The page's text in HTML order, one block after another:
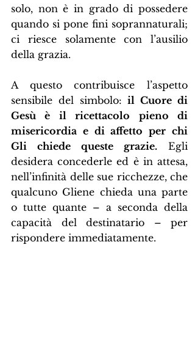
solo, non è in grado di possedere
quando si pone fini soprannaturali;
ci riesce solamente con l’ausilio
della grazia.
A questo contribuisce l’aspetto
sensibile del simbolo: il Cuore di
Gesù è il ricettacolo pieno di
misericordia e di affetto per chi
Gli chiede queste grazie. Egli
desidera concederle ed è in attesa,
nell’infinità delle sue ricchezze, che
qualcuno Gliene chieda una parte
o tutte quante – a seconda della
capacità del destinatario – per
rispondere immediatamente.